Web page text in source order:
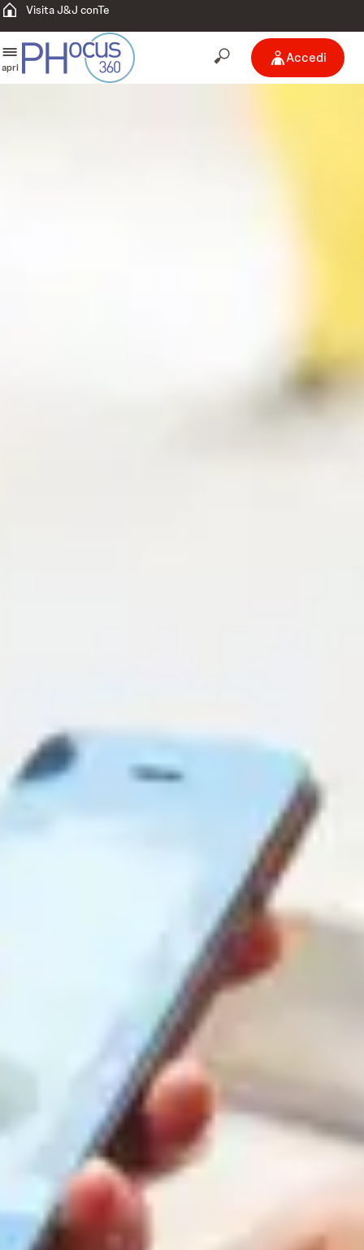
Visita J&J conTe
apri
Accedi